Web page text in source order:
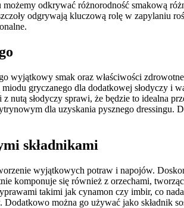
odkrywać różnorodność smakową
odgrywają kluczową rolę w zapylaniu
wyjątkowy smak oraz właściwości
gryczanego dla dodatkowej słodyczy i
słodyczy sprawi, że będzie to idealna
dla uzyskania pysznego dressingu.
składnikami
wyjątkowych potraw i napojów.
komponuje się również z orzechami,
takimi jak cynamon czy imbir, co
można go używać jako składnik